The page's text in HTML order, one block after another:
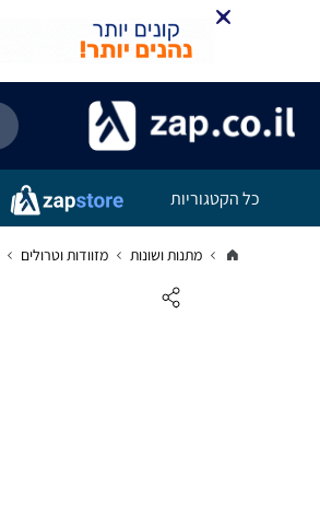
כל הקטגוריות
מתנות ושונות מזוודות וטרולים